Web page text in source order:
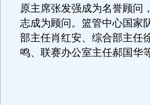
原主席张发强成为名誉顾问
志成为顾问。篮管中心国家
部主任肖红安、综合部主任
鸣、联赛办公室主任郝国华